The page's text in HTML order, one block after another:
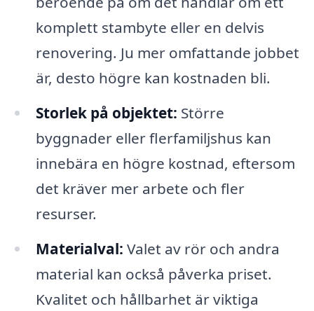
komplett stambyte eller en delvis
renovering. Ju mer omfattande jobbet
är, desto högre kan kostnaden bli.
Storlek på objektet: Större
byggnader eller flerfamiljshus kan
innebära en högre kostnad, eftersom
det kräver mer arbete och fler
resurser.
Materialval: Valet av rör och andra
material kan också påverka priset.
Kvalitet och hållbarhet är viktiga